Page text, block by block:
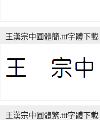
王漢宗中圓體簡.ttf字體下載
王漢宗中圓體繁.ttf字體下載